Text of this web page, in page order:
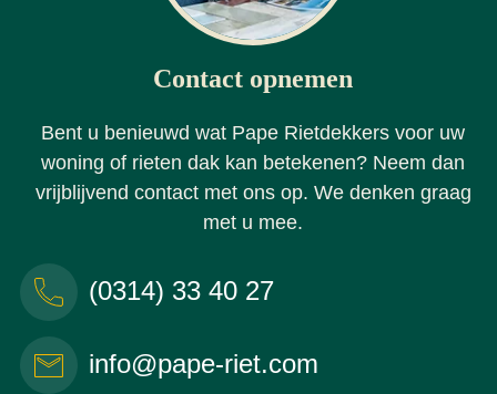
Contact opnemen
Bent u benieuwd wat Pape Rietdekkers voor uw
woning of rieten dak kan betekenen? Neem dan
vrijblijvend contact met ons op. We denken graag
met u mee.
(0314) 33 40 27
info@pape-riet.com